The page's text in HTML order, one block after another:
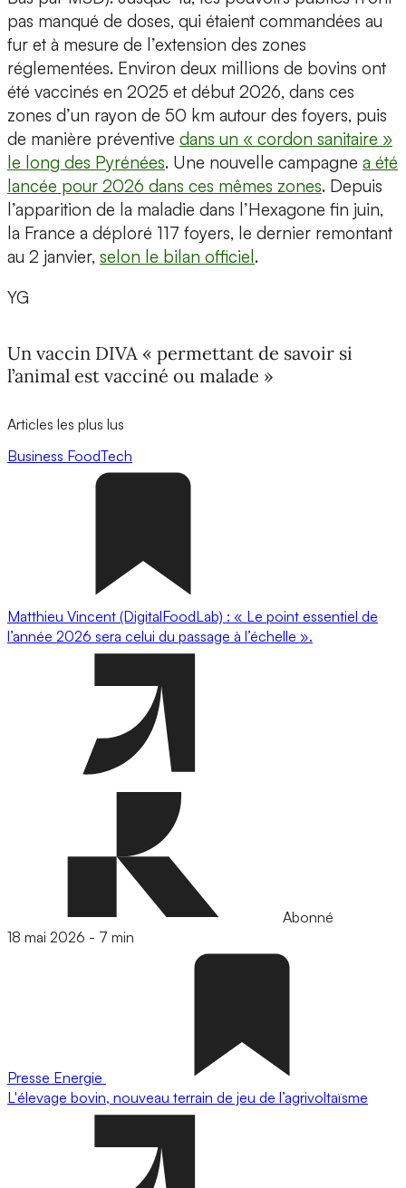
pas manqué de doses, qui étaient commandées au
fur et à mesure de l’extension des zones
réglementées. Environ deux millions de bovins ont
été vaccinés en 2025 et début 2026, dans ces
zones d’un rayon de 50 km autour des foyers, puis
de manière préventive dans un « cordon sanitaire »
le long des Pyrénées. Une nouvelle campagne a été
lancée pour 2026 dans ces mêmes zones. Depuis
l’apparition de la maladie dans l’Hexagone fin juin,
la France a déploré 117 foyers, le dernier remontant
au 2 janvier, selon le bilan officiel.
YG
Un vaccin DIVA « permettant de savoir si
l’animal est vacciné ou malade »
Articles les plus lus
Business FoodTech
Matthieu Vincent (DigitalFoodLab) : « Le point essentiel de
l’année 2026 sera celui du passage à l’échelle ».
Abonné
18 mai 2026 - 7 min
Presse Energie
L'élevage bovin, nouveau terrain de jeu de l’agrivoltaïsme